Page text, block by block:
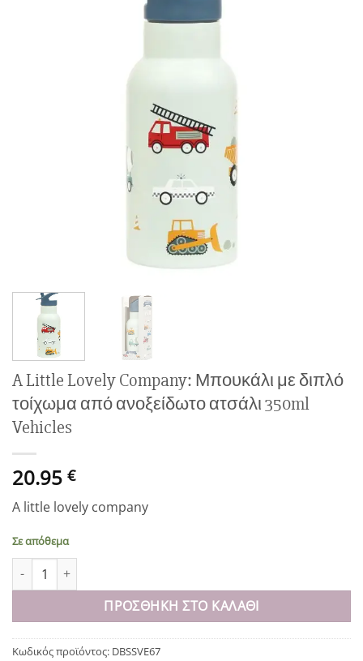
A Little Lovely Company: Μπουκάλι με διπλό
τοίχωμα από ανοξείδωτο ατσάλι 350ml
Vehicles
20.95 €
A little lovely company
Σε απόθεμα
A Little Lovely Company: Μπουκάλι με διπλό τοίχωμα από
ΠΡΟΣΘΉΚΗ ΣΤΟ ΚΑΛΆΘΙ
Κωδικός προϊόντος: DBSSVE67